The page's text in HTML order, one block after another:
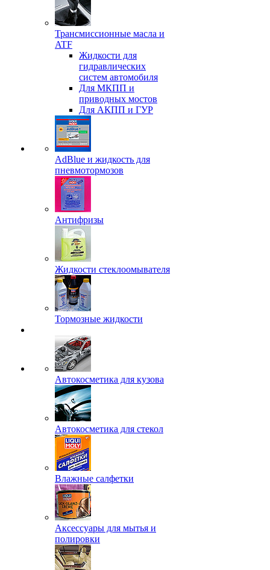
Трансмиссионные масла и
ATF
Жидкости для
гидравлических
систем автомобиля
Для МКПП и
приводных мостов
Для АКПП и ГУР
AdBlue и жидкость для
пневмотормозов
Антифризы
Жидкости стеклоомывателя
Тормозные жидкости
Автокосметика для кузова
Автокосметика для стекол
Влажные салфетки
Аксессуары для мытья и
полировки